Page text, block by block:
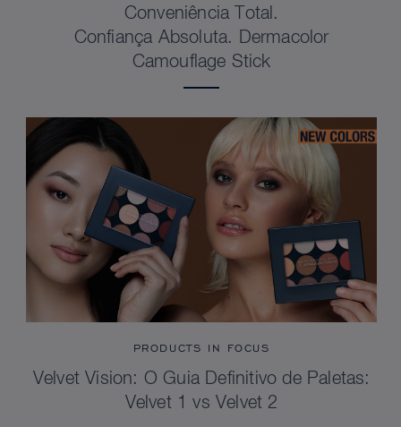
Conveniência Total.
Confiança Absoluta. Dermacolor
Camouflage Stick
PRODUCTS IN FOCUS
Velvet Vision: O Guia Definitivo de Paletas:
Velvet 1 vs Velvet 2